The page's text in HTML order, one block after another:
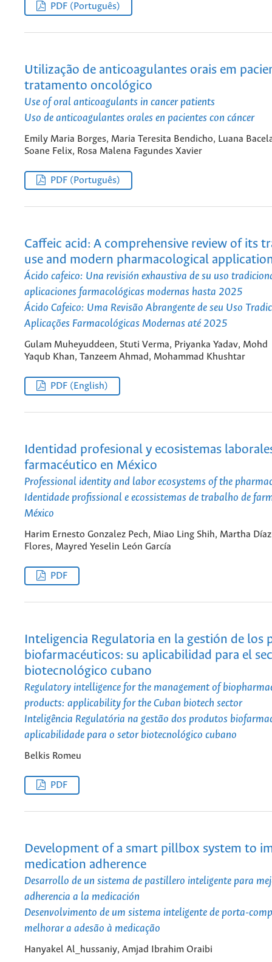
PDF (Português)
Utilização de anticoagulantes orais em
tratamento oncológico
Use of oral anticoagulants in cancer patients
Uso de anticoagulantes orales en pacientes con cáncer
Emily Maria Borges, Maria Teresita Bendicho, Luana
Soane Felix, Rosa Malena Fagundes Xavier
PDF (Português)
Caffeic acid: A comprehensive review of its
use and modern pharmacological
Ácido cafeico: Una revisión exhaustiva de su uso
aplicaciones farmacológicas modernas hasta 2025
Ácido Cafeico: Uma Revisão Abrangente de seu Uso
Aplicações Farmacológicas Modernas até 2025
Gulam Muheyuddeen, Stuti Verma, Priyanka Yadav, Mohd
Yaqub Khan, Tanzeem Ahmad, Mohammad Khushtar
PDF (English)
Identidad profesional y ecosistemas
farmacéutico en México
Professional identity and labor ecosystems of the
Identidade profissional e ecossistemas de trabalho de
México
Harim Ernesto Gonzalez Pech, Miao Ling Shih, Martha
Flores, Mayred Yeselin León García
PDF
Inteligencia Regulatoria en la gestión de los
biofarmacéuticos: su aplicabilidad para el
biotecnológico cubano
Regulatory intelligence for the management of
products: applicability for the Cuban biotech sector
Inteligência Regulatória na gestão dos produtos
aplicabilidade para o setor biotecnológico cubano
Belkis Romeu
PDF
Development of a smart pillbox system to
medication adherence
Desarrollo de un sistema de pastillero inteligente para
adherencia a la medicación
Desenvolvimento de um sistema inteligente de porta-
melhorar a adesão à medicação
Hanyakel Al_hussaniy, Amjad Ibrahim Oraibi